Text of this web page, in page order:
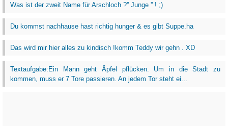
Was ist der zweit Name für Arschloch ?'' Junge '' ! ;)
Du kommst nachhause hast richtig hunger & es gibt Suppe.ha
Das wird mir hier alles zu kindisch !komm Teddy wir gehn . XD
Textaufgabe:Ein Mann geht Äpfel pflücken. Um in die Stadt zu
kommen, muss er 7 Tore passieren. An jedem Tor steht ei...